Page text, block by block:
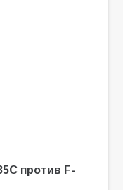
против F-